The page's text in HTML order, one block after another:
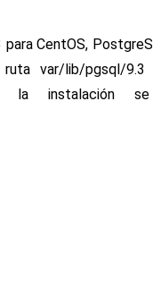
para CentOS,
var/lib/pgsql/9.3
la instalación